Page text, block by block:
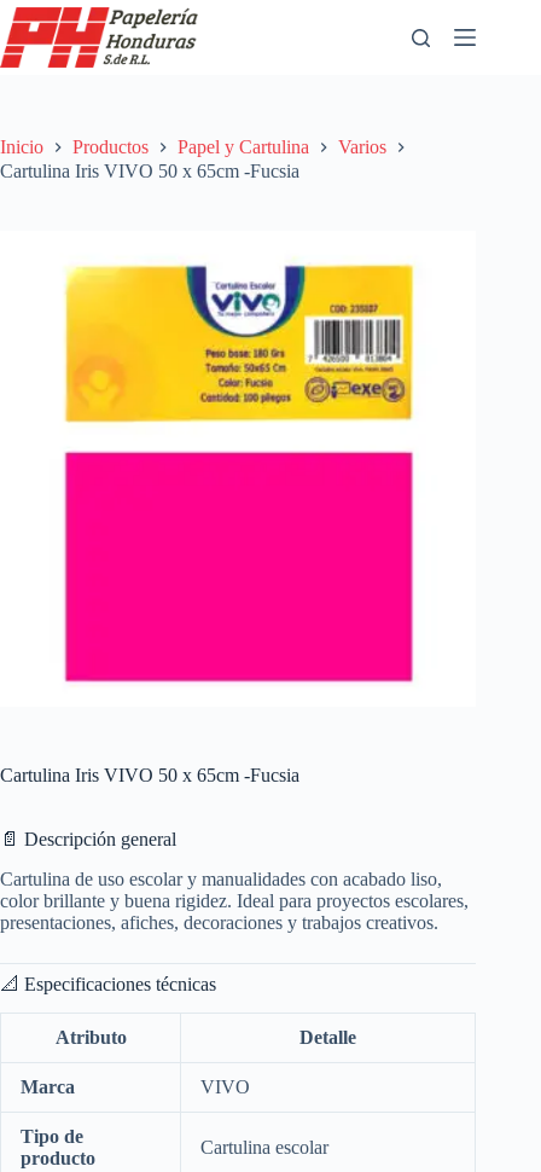
Saltar
al
contenido
Inicio Productos Papel y Cartulina
Varios
Cartulina Iris VIVO 50 x 65cm -Fucsia
Cartulina Iris VIVO 50 x 65cm -Fucsia
📄 Descripción general
Cartulina de uso escolar y manualidades con acabado liso,
color brillante y buena rigidez. Ideal para proyectos escolares,
presentaciones, afiches, decoraciones y trabajos creativos.
📐 Especificaciones técnicas
Atributo Detalle
Marca VIVO
Tipo de
producto
Cartulina escolar